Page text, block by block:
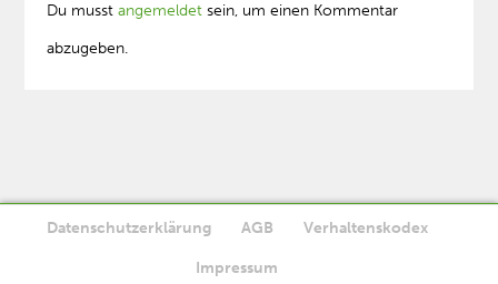
Du musstangemeldet sein, um einen Kommentar
abzugeben.
Datenschutzerklärung AGB Verhaltenskodex
Impressum